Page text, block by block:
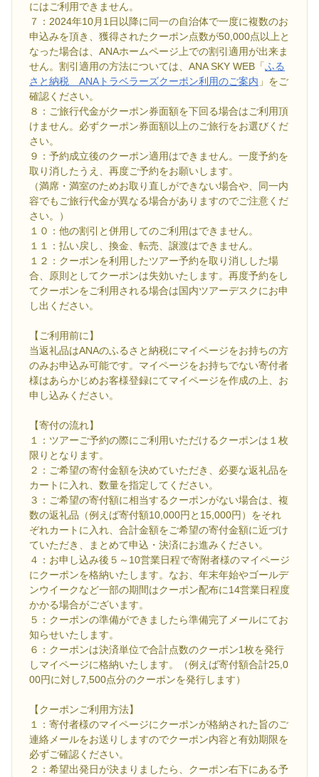
にはご利用できません。
７：2024年10月1日以降に同一の自治体で一度に複数のお
申込みを頂き、獲得されたクーポン点数が50,000点以上と
なった場合は、ANAホームページ上での割引適用が出来ま
せん。割引適用の方法については、ANA SKY WEB「ふる
さと納税 ANAトラベラーズクーポン利用のご案内 」をご
確認ください。
８：ご旅行代金がクーポン券面額を下回る場合はご利用頂
けません。必ずクーポン券面額以上のご旅行をお選びくだ
さい。
９：予約成立後のクーポン適用はできません。一度予約を
取り消したうえ、再度ご予約をお願いします。
（満席・満室のためお取り直しができない場合や、同一内
容でもご旅行代金が異なる場合がありますのでご注意くだ
さい。）
１０：他の割引と併用してのご利用はできません。
１１：払い戻し、換金、転売、譲渡はできません。
１２：クーポンを利用したツアー予約を取り消しした場
合、原則としてクーポンは失効いたします。再度予約をし
てクーポンをご利用される場合は国内ツアーデスクにお申
し出ください。
【ご利用前に】
当返礼品はANAのふるさと納税にマイページをお持ちの方
のみお申込み可能です。マイページをお持ちでない寄付者
様はあらかじめお客様登録にてマイページを作成の上、お
申し込みください。
【寄付の流れ】
１：ツアーご予約の際にご利用いただけるクーポンは１枚
限りとなります。
２：ご希望の寄付金額を決めていただき、必要な返礼品を
カートに入れ、数量を指定してください。
３：ご希望の寄付額に相当するクーポンがない場合は、複
数の返礼品（例えば寄付額10,000円と15,000円）をそれ
ぞれカートに入れ、合計金額をご希望の寄付金額に近づけ
ていただき、まとめて申込・決済にお進みください。
４：お申し込み後５～10営業日程で寄附者様のマイページ
にクーポンを格納いたします。なお、年末年始やゴールデ
ンウイークなど一部の期間はクーポン配布に14営業日程度
かかる場合がございます。
５：クーポンの準備ができましたら準備完了メールにてお
知らせいたします。
６：クーポンは決済単位で合計点数のクーポン1枚を発行
しマイページに格納いたします。（例えば寄付額合計25,0
00円に対し7,500点分のクーポンを発行します）
【クーポンご利用方法】
１：寄付者様のマイページにクーポンが格納された旨のご
連絡メールをお送りしますのでクーポン内容と有効期限を
必ずご確認ください。
２：希望出発日が決まりましたら、クーポン右下にある予